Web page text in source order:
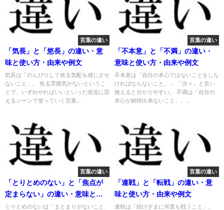
言葉の違い
「気長」と「悠長」の違い・意
味と使い方・由来や例文
気長は「のんびりして焦る気配を感じさせ
ないこと」。 焦る雰囲気がないというこ
とで、いずれやればいいといった状況に思
えるシーンで使っていく言葉...
言葉の違い
「不本意」と「不満」の違い・
意味と使い方・由来や例文
不本意は「自分の本心ではないことをしな
ければならないこと。」 「渋々」と言い
換えると分かりやすい。 不満は「自分の
本心が納得出来ないこと」。...
言葉の違い
「とりとめのない」と「焦点が
定まらない」の違い・意味と使
い方・由来や例文
とりとめのないは「まとまりがないこと、
言葉の違い
「連戦」と「転戦」の違い・意
味と使い方・由来や例文
連戦は「続けざまに何度も戦うこと」。